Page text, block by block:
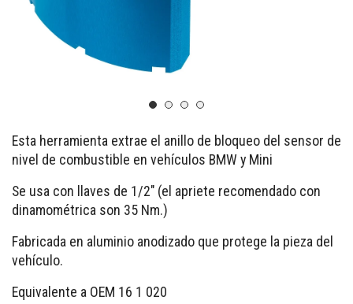
Esta herramienta extrae el anillo de bloqueo del sensor de
nivel de combustible en vehículos BMW y Mini
Se usa con llaves de 1/2" (el apriete recomendado con
dinamométrica son 35 Nm.)
Fabricada en aluminio anodizado que protege la pieza del
vehículo.
Equivalente a OEM 16 1 020